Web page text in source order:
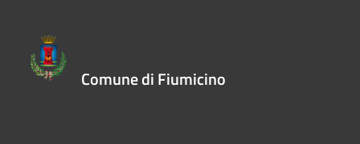
Comune di Fiumicino